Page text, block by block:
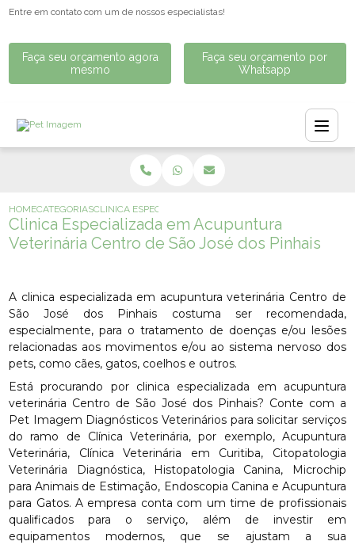
Entre em contato com um de nossos especialistas!
Faça seu orçamento agora
mesmo
Faça seu orçamento por
Whatsapp
HOMECATEGORIASCLINICA ESPECIALIZADA EM ACUPUNTURA VETERINÁRIA
Clinica Especializada em Acupuntura
Veterinária Centro de São José dos Pinhais
A clinica especializada em acupuntura veterinária Centro de
São José dos Pinhais costuma ser recomendada,
especialmente, para o tratamento de doenças e/ou lesões
relacionadas aos movimentos e/ou ao sistema nervoso dos
pets, como cães, gatos, coelhos e outros.
Está procurando por clinica especializada em acupuntura
veterinária Centro de São José dos Pinhais? Conte com a
Pet Imagem Diagnósticos Veterinários para solicitar serviços
do ramo de Clínica Veterinária, por exemplo, Acupuntura
Veterinária, Clínica Veterinária em Curitiba, Citopatologia
Veterinária Diagnóstica, Histopatologia Canina, Microchip
para Animais de Estimação, Endoscopia Canina e Acupuntura
para Gatos. A empresa conta com um time de profissionais
qualificados para o serviço, além de investir em
equipamentos modernos, que se ajustam a sua